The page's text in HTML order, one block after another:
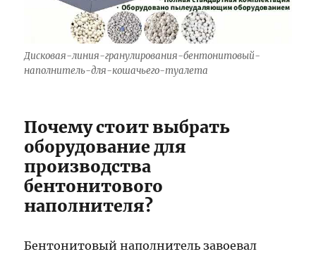
Дисковая-линия-гранулирования-бентонитовый-
наполнитель-для-кошачьего-туалета
Почему стоит выбрать
оборудование для
производства
бентонитового
наполнителя?
Бентонитовый наполнитель завоевал